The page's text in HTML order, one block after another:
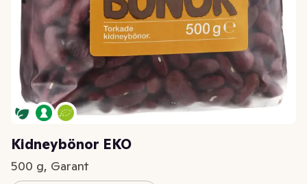
Kidneybönor EKO
500 g, Garant